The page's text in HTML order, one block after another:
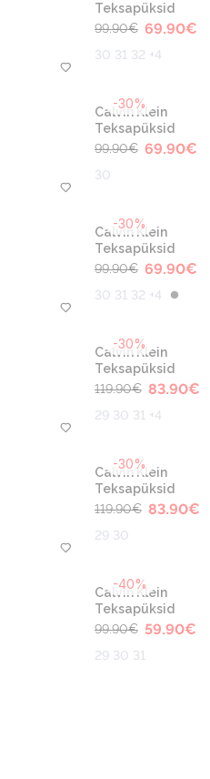
Teksapüksid
99.90€ 69.90€
30 31 32 +4
-30%
Calvin Klein
Teksapüksid
99.90€ 69.90€
30
-30%
Calvin Klein
Teksapüksid
99.90€ 69.90€
30 31 32 +4
-30%
Calvin Klein
Teksapüksid
119.90€ 83.90€
29 30 31 +4
-30%
Calvin Klein
Teksapüksid
119.90€ 83.90€
29 30
-40%
Calvin Klein
Teksapüksid
99.90€ 59.90€
29 30 31